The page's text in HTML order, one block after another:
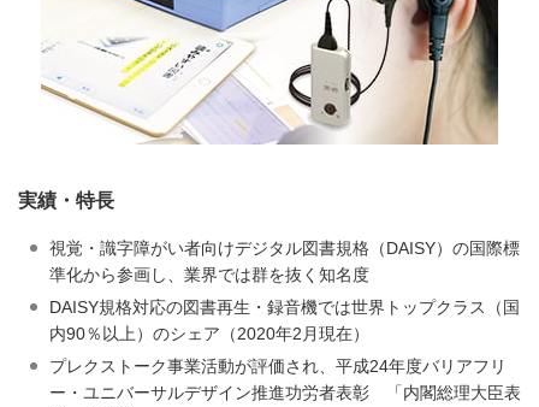
実績・特長
視覚・識字障がい者向けデジタル図書規格（DAISY）の国際標
準化から参画し、業界では群を抜く知名度
DAISY規格対応の図書再生・録音機では世界トップクラス（国
内90％以上）のシェア（2020年2月現在）
プレクストーク事業活動が評価され、平成24年度バリアフリ
ー・ユニバーサルデザイン推進功労者表彰 「内閣総理大臣表